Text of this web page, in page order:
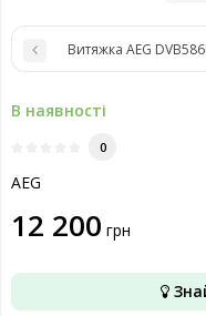
Витяжка AEG
В наявності
0
AEG
12 200 грн